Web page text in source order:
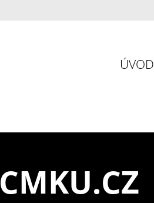
ÚVOD
CMKU.CZ